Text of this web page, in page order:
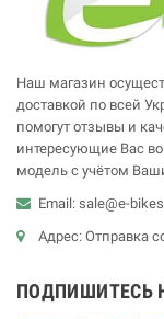
Наш магазин
доставкой по всей
помогут отзывы и
интересующие Вас
модель с учётом
Email: sale@e-
Адрес: Отправка
ПОДПИШИТЕСЬ